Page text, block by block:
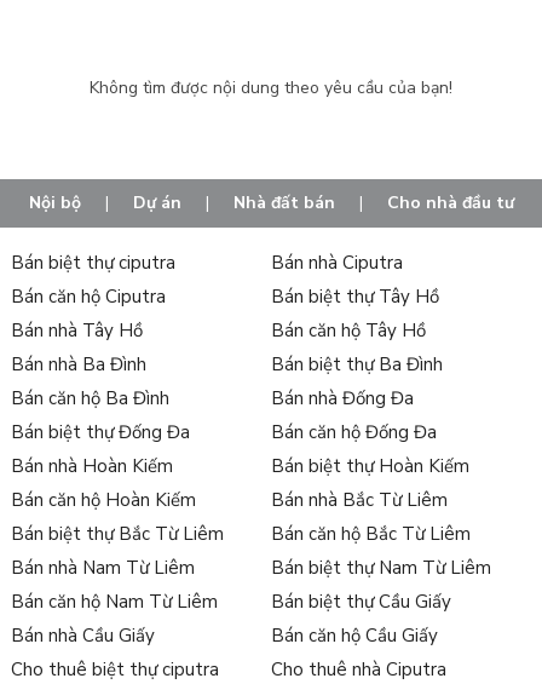
Không tìm được nội dung theo yêu cầu của bạn!
Nội bộ | Dự án | Nhà đất bán | Cho nhà đầu tư
Bán biệt thự ciputra
Bán nhà Ciputra
Bán căn hộ Ciputra
Bán biệt thự Tây Hồ
Bán nhà Tây Hồ
Bán căn hộ Tây Hồ
Bán nhà Ba Đình
Bán biệt thự Ba Đình
Bán căn hộ Ba Đình
Bán nhà Đống Đa
Bán biệt thự Đống Đa
Bán căn hộ Đống Đa
Bán nhà Hoàn Kiếm
Bán biệt thự Hoàn Kiếm
Bán căn hộ Hoàn Kiếm
Bán nhà Bắc Từ Liêm
Bán biệt thự Bắc Từ Liêm
Bán căn hộ Bắc Từ Liêm
Bán nhà Nam Từ Liêm
Bán biệt thự Nam Từ Liêm
Bán căn hộ Nam Từ Liêm
Bán biệt thự Cầu Giấy
Bán nhà Cầu Giấy
Bán căn hộ Cầu Giấy
Cho thuê biệt thự ciputra
Cho thuê nhà Ciputra